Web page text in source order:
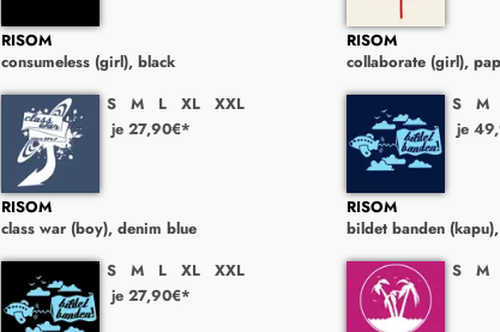
RISOM
consumeless (girl), black
RISOM
collaborate (girl),
S M L XL
XXL
je 27,90€*
RISOM
class war (boy), denim blue
S M
je
RISOM
bildet banden
S M L XL
XXL
je 27,90€*
S M